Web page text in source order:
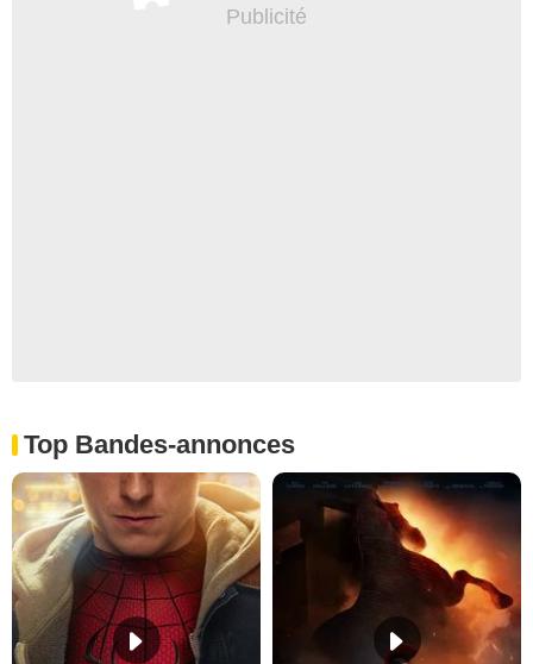
Top Bandes-annonces